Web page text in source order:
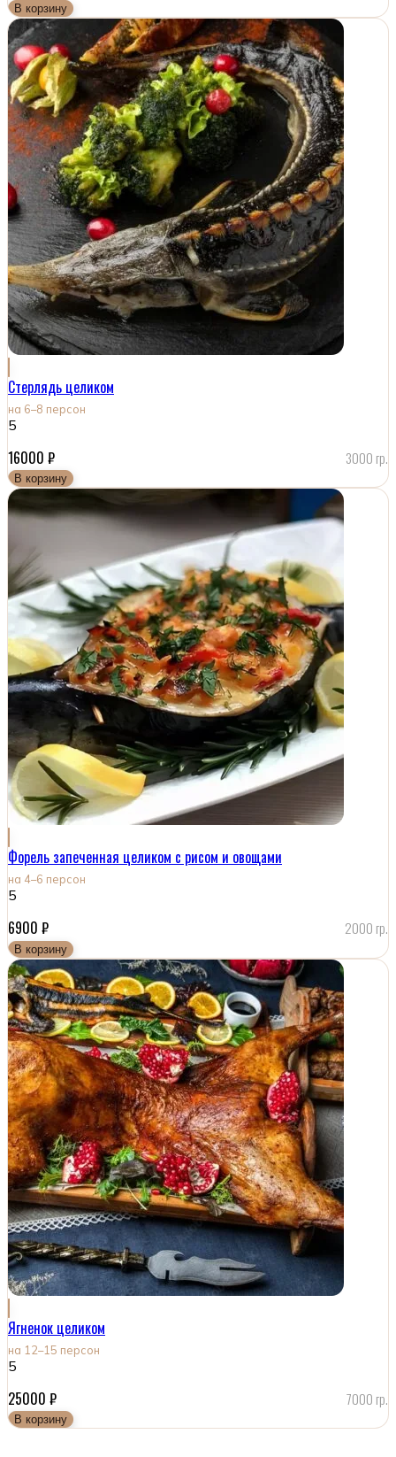
В корзину
Стерлядь целиком
на 6–8 персон
5
16000 ₽ 3000 гр.
В корзину
Форель запеченная целиком с рисом и овощами
на 4–6 персон
5
6900 ₽ 2000 гр.
В корзину
Ягненок целиком
на 12–15 персон
5
25000 ₽ 7000 гр.
В корзину